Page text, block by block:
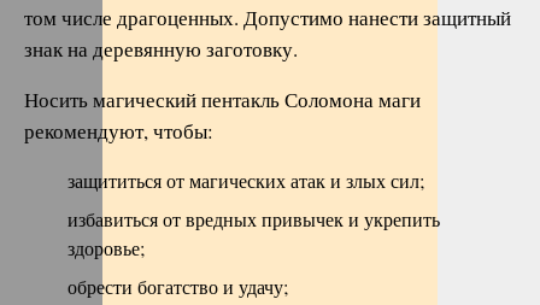
том числе драгоценных. Допустимо нанести защитный
знак на деревянную заготовку.
Носить магический пентакль Соломона маги
рекомендуют, чтобы:
защититься от магических атак и злых сил;
избавиться от вредных привычек и укрепить
здоровье;
обрести богатство и удачу;